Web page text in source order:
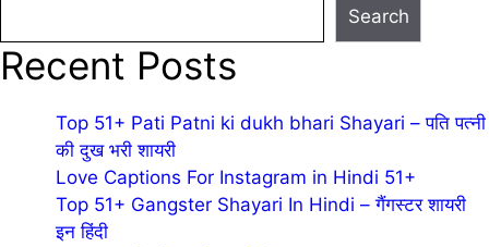
Search
Recent Posts
Top 51+ Pati Patni ki dukh bhari Shayari – पति पत्नी
की दुख भरी शायरी
Love Captions For Instagram in Hindi 51+
Top 51+ Gangster Shayari In Hindi – गैंगस्टर शायरी
इन हिंदी